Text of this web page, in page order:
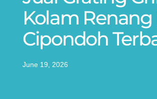
Kolam Renang
Cipondoh
June 19, 2026